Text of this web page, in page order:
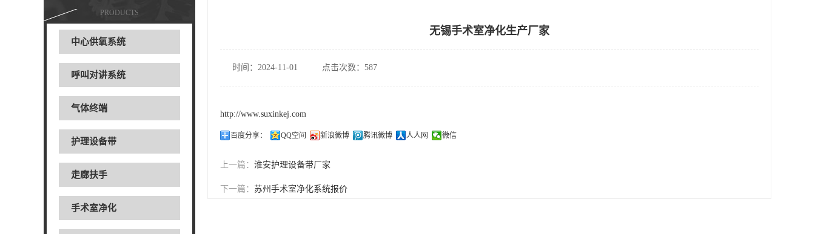
PRODUCTS
中心供氧系统
呼叫对讲系统
气体终端
护理设备带
走廊扶手
手术室净化
无锡手术室净化生产厂家
时间：2024-11-01 点击次数：587
http://www.suxinkej.com
百度分享： QQ空间 新浪微博 腾讯微博 人人网 微信
上一篇： 淮安护理设备带厂家
下一篇： 苏州手术室净化系统报价